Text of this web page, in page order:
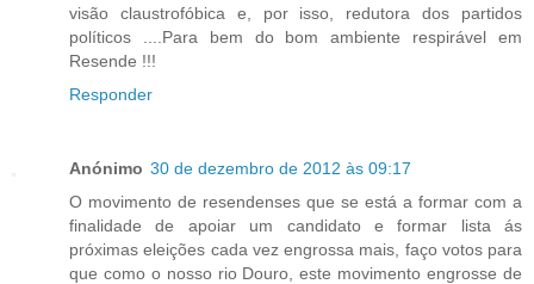
visão claustrofóbica e, por isso, redutora dos partidos
políticos ....Para bem do bom ambiente respirável em
Resende !!!
Responder
Anónimo 30 de dezembro de 2012 às 09:17
O movimento de resendenses que se está a formar com a
finalidade de apoiar um candidato e formar lista ás
próximas eleições cada vez engrossa mais, faço votos para
que como o nosso rio Douro, este movimento engrosse de